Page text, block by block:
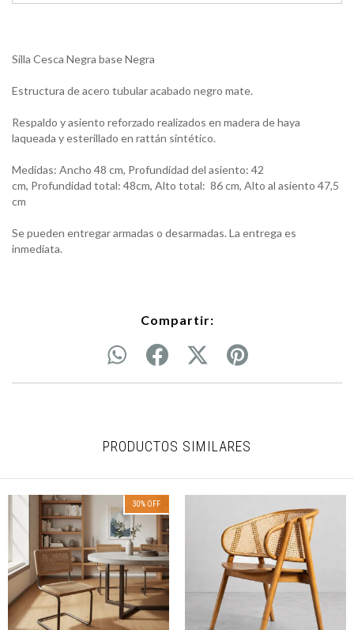
Silla Cesca Negra base Negra
Estructura de acero tubular acabado negro mate.
Respaldo y asiento reforzado realizados en madera de haya
laqueada y esterillado en rattán sintético.
Medidas: Ancho 48 cm, Profundidad del asiento: 42
cm, Profundidad total: 48cm, Alto total: 86 cm, Alto al asiento 47,5
cm
Se pueden entregar armadas o desarmadas. La entrega es
inmediata.
Compartir:
PRODUCTOS SIMILARES
30% OFF